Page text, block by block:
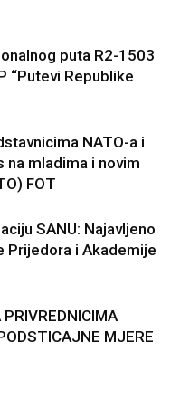
puta R2-1503
“Putevi Republike
NATO-a i
na mladima i novim
FOT
SANU: Najavljeno
Prijedora i Akademije
MJERE